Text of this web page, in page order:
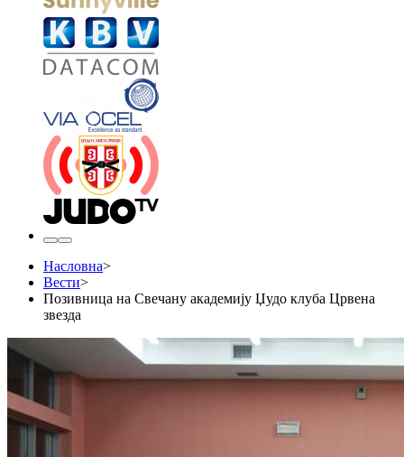
Насловна>
Вести>
Позивница на Свечану академију Џудо клуба Црвена
звезда